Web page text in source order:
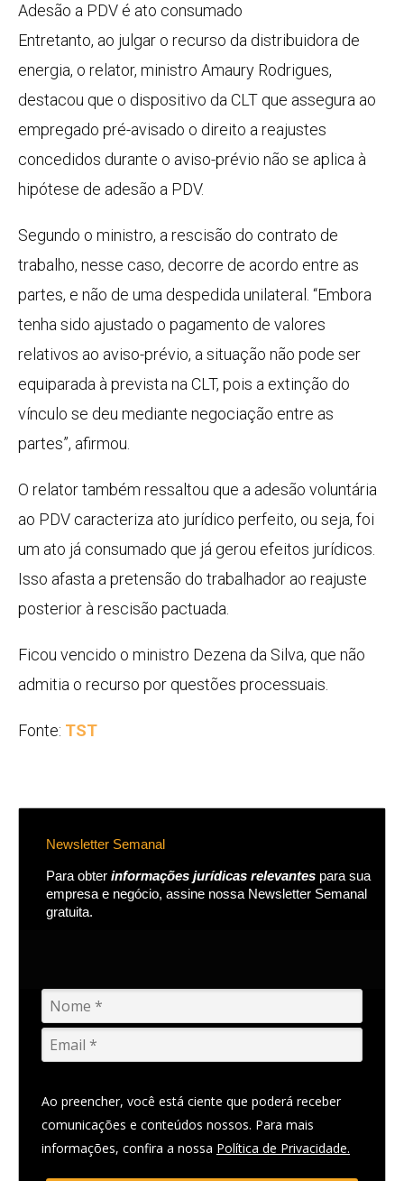
Adesão a PDV é ato consumado
Entretanto, ao julgar o recurso da distribuidora de
energia, o relator, ministro Amaury Rodrigues,
destacou que o dispositivo da CLT que assegura ao
empregado pré-avisado o direito a reajustes
concedidos durante o aviso-prévio não se aplica à
hipótese de adesão a PDV.
Segundo o ministro, a rescisão do contrato de
trabalho, nesse caso, decorre de acordo entre as
partes, e não de uma despedida unilateral. “Embora
tenha sido ajustado o pagamento de valores
relativos ao aviso-prévio, a situação não pode ser
equiparada à prevista na CLT, pois a extinção do
vínculo se deu mediante negociação entre as
partes”, afirmou.
O relator também ressaltou que a adesão voluntária
ao PDV caracteriza ato jurídico perfeito, ou seja, foi
um ato já consumado que já gerou efeitos jurídicos.
Isso afasta a pretensão do trabalhador ao reajuste
posterior à rescisão pactuada.
Ficou vencido o ministro Dezena da Silva, que não
admitia o recurso por questões processuais.
Fonte: TST
Newsletter Semanal
Para obter informações jurídicas relevantes para sua
empresa e negócio, assine nossa Newsletter Semanal
gratuita.
Ao preencher, você está ciente que poderá receber
comunicações e conteúdos nossos. Para mais
informações, confira a nossa Política de Privacidade.